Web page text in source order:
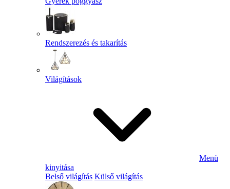
Rendszerezés és takarítás
Világítások
Menü
kinyitása
Belső világítás Külső világítás